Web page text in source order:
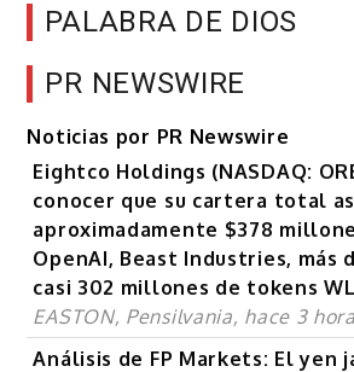
PALABRA DE DIOS
PR NEWSWIRE
Noticias por PR Newswire
Eightco Holdings (NASDAQ:
conocer que su cartera total
aproximadamente $378
OpenAI, Beast Industries, más
casi 302 millones de tokens
EASTON, Pensilvania, hace 3
Análisis de FP Markets: El yen